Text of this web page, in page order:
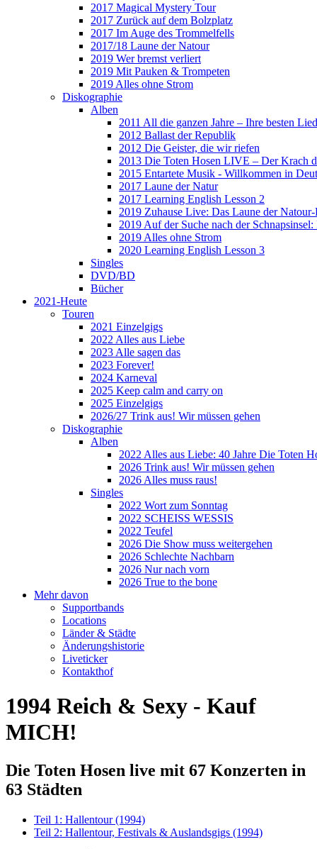
2017 Magical Mystery Tour
2017 Zurück auf dem Bolzplatz
2017 Im Auge des Trommelfells
2017/18 Laune der Natour
2019 Wer bremst verliert
2019 Mit Pauken & Trompeten
2019 Alles ohne Strom
Diskographie
Alben
2011 All die ganzen Jahre – Ihre besten
2012 Ballast der Republik
2012 Die Geister, die wir riefen
2013 Die Toten Hosen LIVE – Der Krach
2015 Entartete Musik - Willkommen in
2017 Laune der Natur
2017 Learning English Lesson 2
2019 Zuhause Live: Das Laune der
2019 Auf der Suche nach der
2019 Alles ohne Strom
2020 Learning English Lesson 3
Singles
DVD/BD
Bücher
2021-Heute
Touren
2021 Einzelgigs
2022 Alles aus Liebe
2023 Alle sagen das
2023 Forever!
2024 Karneval
2025 Keep calm and carry on
2025 Einzelgigs
2026/27 Trink aus! Wir müssen gehen
Diskographie
Alben
2022 Alles aus Liebe: 40 Jahre Die Toten
2026 Trink aus! Wir müssen gehen
2026 Alles muss raus!
Singles
2022 Wort zum Sonntag
2022 SCHEISS WESSIS
2022 Teufel
2026 Die Show muss weitergehen
2026 Schlechte Nachbarn
2026 Nur nach vorn
2026 True to the bone
Mehr davon
Supportbands
Locations
Länder & Städte
Änderungshistorie
Liveticker
Kontakthof
1994 Reich & Sexy - Kauf
MICH!
Die Toten Hosen live mit 67 Konzerten in
63 Städten
Teil 1: Hallentour (1994)
Teil 2: Hallentour, Festivals & Auslandsgigs (1994)